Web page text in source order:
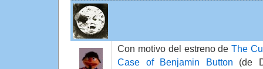
Con motivo del estreno deThe
Case of Benjamin Button (de